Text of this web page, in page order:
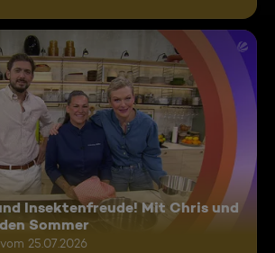
Insektenfreude! Mit Chris und
Sommer
25.07.2026